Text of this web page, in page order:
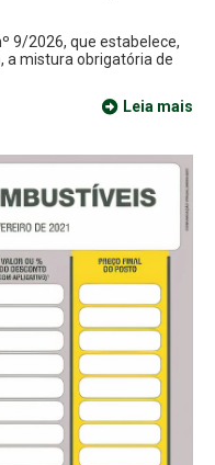
9/2026, que estabelece,
a mistura obrigatória de
Leia mais